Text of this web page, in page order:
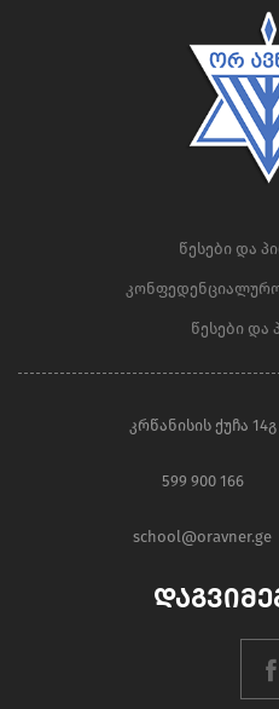
წესები და
წესები და
კრწანისის ქუჩა 14გ
599 900 166
school@oravner.ge